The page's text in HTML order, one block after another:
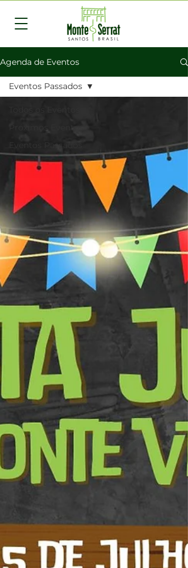
Agenda de Eventos
Próximos Eventos
Eventos Passados
Eventos Passados